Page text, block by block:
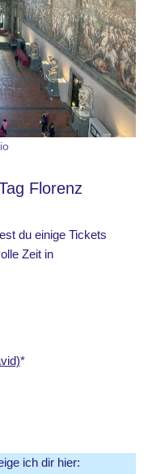
Florenz
du einige Tickets
Zeit in
*
ich dir hier: